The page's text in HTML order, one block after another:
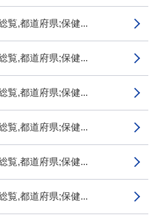
覧,都道府県;保健...
覧,都道府県;保健...
覧,都道府県;保健...
覧,都道府県;保健...
覧,都道府県;保健...
覧,都道府県;保健...